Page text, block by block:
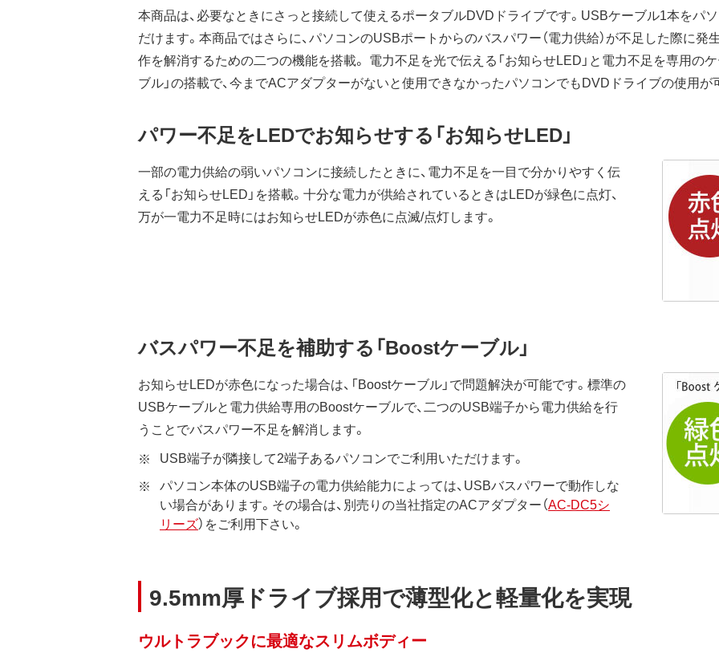
本商品は、必要なときにさっと接続して使えるポータブルDVDドライブです。USBケーブル1本をパ
だけます。本商品ではさらに、パソコンのUSBポートからのバスパワー（電力供給）が不足した際に
作を解消するための二つの機能を搭載。 電力不足を光で伝える「お知らせLED」と電力不足を専用のケ
ブル」の搭載で、今までACアダプターがないと使用できなかったパソコンでもDVDドライブの使用が
パワー不足をLEDでお知らせする「お知らせLED」
一部の電力供給の弱いパソコンに接続したときに、電力不足を一目で分かりやすく伝
える「お知らせLED」を搭載。十分な電力が供給されているときはLEDが緑色に点灯、
万が一電力不足時にはお知らせLEDが赤色に点滅/点灯します。
バスパワー不足を補助する「Boostケーブル」
お知らせLEDが赤色になった場合は、「Boostケーブル」で問題解決が可能です。標準の
USBケーブルと電力供給専用のBoostケーブルで、二つのUSB端子から電力供給を行
うことでバスパワー不足を解消します。
USB端子が隣接して2端子あるパソコンでご利用いただけます。
パソコン本体のUSB端子の電力供給能力によっては、USBバスパワーで動作しな
い場合があります。その場合は、別売りの当社指定のACアダプター（AC-DC5シ
リーズ）をご利用下さい。
9.5mm厚ドライブ採用で薄型化と軽量化を実現
ウルトラブックに最適なスリムボディー